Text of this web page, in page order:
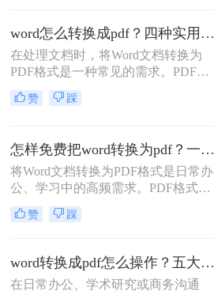
及其优缺点分析。
word怎么转换成pdf？四种实用方法对比与实操指南（附详细表格）！
在处理文档时，将Word文档转换为
PDF格式是一种常见的需求。PDF格
式具有跨平台、保持原始格式等优
点，使得在不同设备和操作系统上查
种将Word文档转换为PDF的方法，以
满足不同用户的需求。
赞 踩
怎样免费把word转换为pdf？一文掌握所有常用方法！
将Word文档转换为PDF格式是日常办
公、学习中的高频需求。PDF格式能
确保文件内容在不同设备上显示一
致，且不易被篡改。那么怎样免费把
种免费转换方法，助你高效完成转
换。
赞 踩
word转换成pdf怎么操作？五大方法详解！
在日常办公、学术研究或商务沟通